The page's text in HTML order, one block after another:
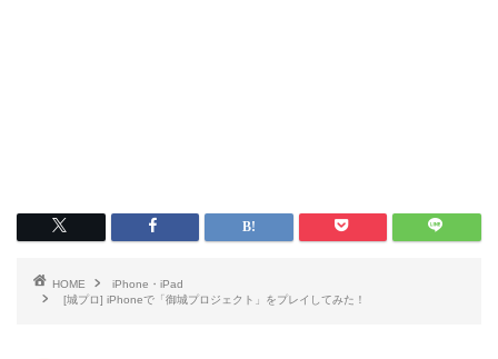
HOME
iPhone・iPad
[城プロ] iPhoneで「御城プロジェクト」をプレイしてみた！